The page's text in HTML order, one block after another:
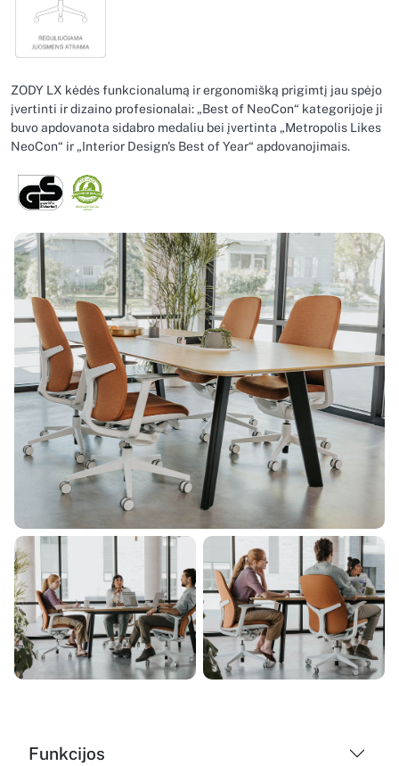
ZODY LX kėdės funkcionalumą ir ergonomišką prigimtį jau spėjo
įvertinti ir dizaino profesionalai: „Best of NeoCon“ kategorijoje ji
buvo apdovanota sidabro medaliu bei įvertinta „Metropolis Likes
NeoCon“ ir „Interior Design's Best of Year“ apdovanojimais.
Funkcijos